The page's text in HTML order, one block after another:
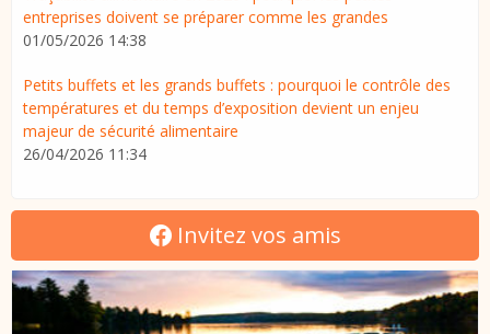
entreprises doivent se préparer comme les grandes
01/05/2026 14:38
Petits buffets et les grands buffets : pourquoi le contrôle des
températures et du temps d’exposition devient un enjeu
majeur de sécurité alimentaire
26/04/2026 11:34
Invitez vos amis